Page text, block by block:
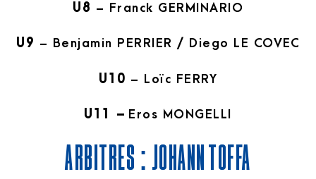
U8 – Franck GERMINARIO
U9 – Benjamin PERRIER / Diego LE COVEC
U10 – Loïc FERRY
U11 – Eros MONGELLI
ARBITRES : JOHANN TOFFA